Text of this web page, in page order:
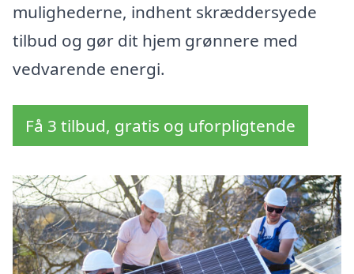
mulighederne, indhent skræddersyede
tilbud og gør dit hjem grønnere med
vedvarende energi.
Få 3 tilbud, gratis og uforpligtende